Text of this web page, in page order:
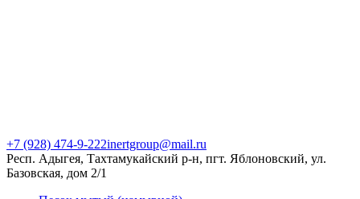
+7 (928) 474-9-222inertgroup@mail.ru
Респ. Адыгея, Тахтамукайский р-н, пгт. Яблоновский, ул.
Базовская, дом 2/1